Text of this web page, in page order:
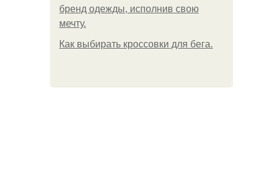
бренд одежды, исполнив свою
мечту.
Как выбирать кроссовки для бега.